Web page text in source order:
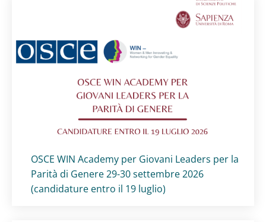
Titolo card:
OSCE WIN Academy per Giovani Leaders per la
Parità di Genere 29-30 settembre 2026
(candidature entro il 19 luglio)